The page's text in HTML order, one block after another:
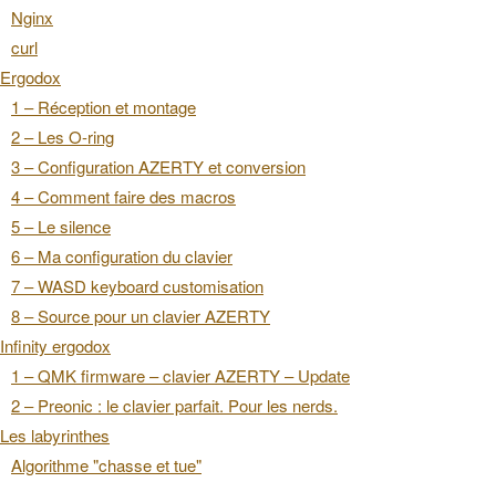
Nginx
curl
Ergodox
1 – Réception et montage
2 – Les O-ring
3 – Configuration AZERTY et conversion
4 – Comment faire des macros
5 – Le silence
6 – Ma configuration du clavier
7 – WASD keyboard customisation
8 – Source pour un clavier AZERTY
Infinity ergodox
1 – QMK firmware – clavier AZERTY – Update
2 – Preonic : le clavier parfait. Pour les nerds.
Les labyrinthes
Algorithme "chasse et tue"